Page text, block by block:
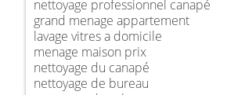
nettoyage professionnel canapé
grand menage appartement
lavage vitres a domicile
menage maison prix
nettoyage du canapé
nettoyage de bureau